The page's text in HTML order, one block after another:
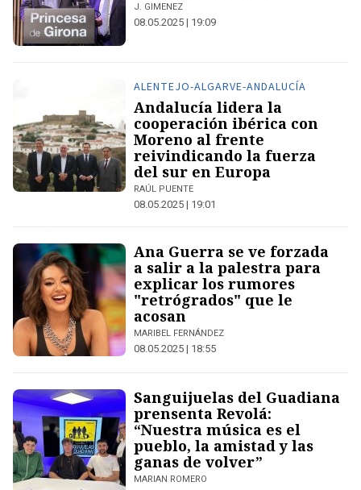
J. GIMENEZ
08.05.2025 | 19:09
ALENTEJO-ALGARVE-ANDALUCÍA
Andalucía lidera la
cooperación ibérica con
Moreno al frente
reivindicando la fuerza
del sur en Europa
RAÚL PUENTE
08.05.2025 | 19:01
Ana Guerra se ve forzada
a salir a la palestra para
explicar los rumores
"retrógrados" que le
acosan
MARIBEL FERNÁNDEZ
08.05.2025 | 18:55
Sanguijuelas del Guadiana
prensenta Revolá:
“Nuestra música es el
pueblo, la amistad y las
ganas de volver”
MARIAN ROMERO